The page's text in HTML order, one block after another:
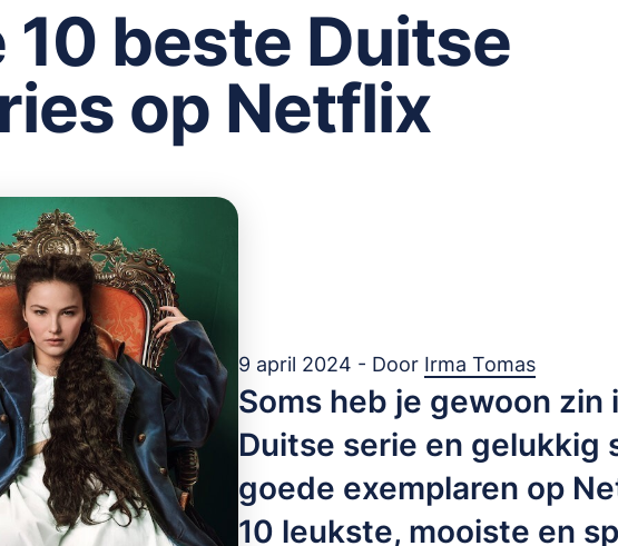
10 beste Duitse
op Netflix
9 april 2024 - Door Irma Tomas
Soms heb je gewoon zin
Duitse serie en gelukkig
goede exemplaren op
10 leukste, mooiste en